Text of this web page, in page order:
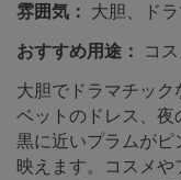
雰囲気： 大胆、ド
おすすめ用途：
コ
大胆でドラマチッ
ベットのドレス、
黒に近いプラムがピ
映えます。コスメ